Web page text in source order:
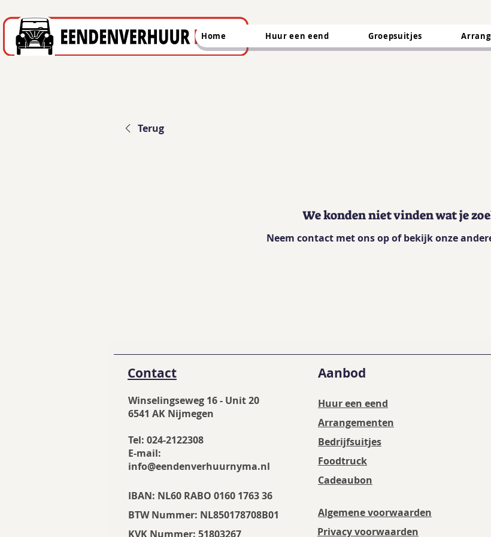
Home Huur een eend Groepsuitjes
Terug
We konden niet vinden wat je
Neem contact met ons op of bekijk onze
Contact
Winselingseweg 16 - Unit 20
6541 AK Nijmegen
Tel: 024-2122308
E-mail:
info@eendenverhuurnyma.nl
IBAN: NL60 RABO 0160 1763 36
BTW Nummer: NL850178708B01
KVK Nummer: 51803267
Aanbod
Huur een eend
Arrangementen
Bedrijfsuitjes
Foodtruck
Cadeaubon
Algemene voorwaarden
Privacy voorwaarden